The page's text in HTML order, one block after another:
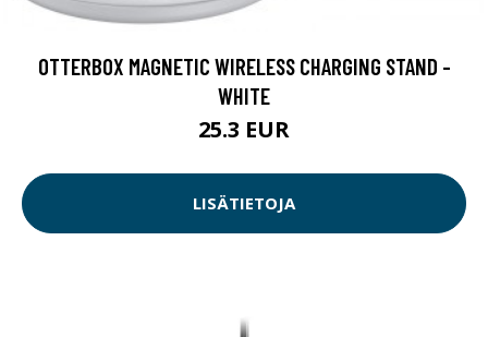
OTTERBOX MAGNETIC WIRELESS CHARGING STAND -
WHITE
25.3 EUR
LISÄTIETOJA